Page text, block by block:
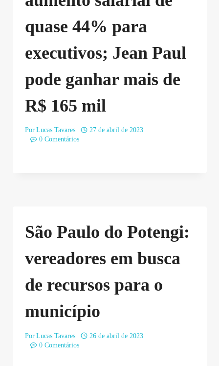
quase 44% para
executivos; Jean Paul
pode ganhar mais de
R$ 165 mil
Por Lucas Tavares
27 de abril de 2023
0 Comentários
São Paulo do Potengi:
vereadores em busca
de recursos para o
município
Por Lucas Tavares
26 de abril de 2023
0 Comentários